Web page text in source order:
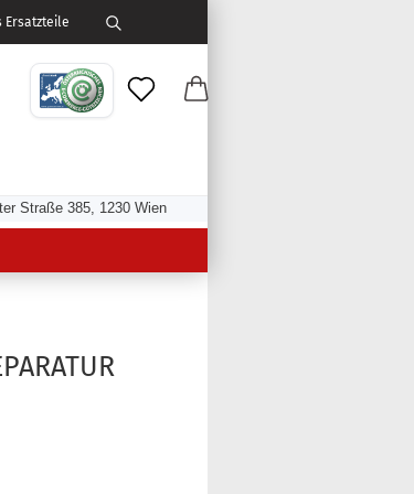
Ersatzteile
Straße 385, 1230 Wien